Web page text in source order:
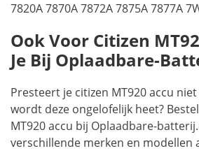
7820A 7870A 7872A 7875A 7877A
Ook Voor Citizen
Je Bij Oplaadbare-
Presteert je citizen MT920 accu
wordt deze ongelofelijk heet?
MT920 accu bij Oplaadbare-
verschillende merken en modellen